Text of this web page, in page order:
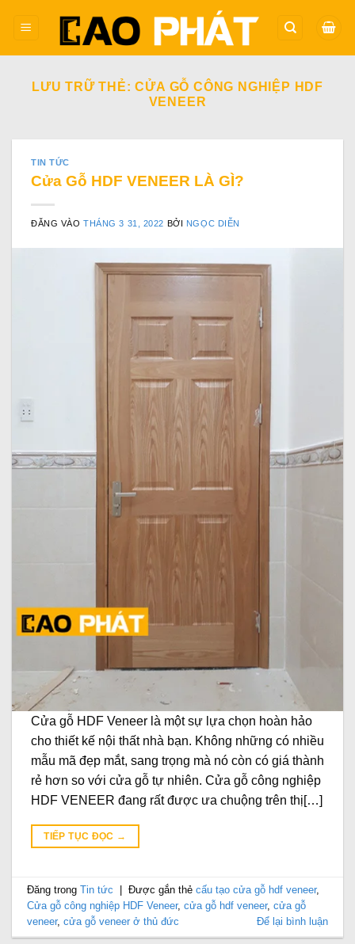
LƯU TRỮ THẺ:CỬA GỖ CÔNG NGHIỆP HDF
VENEER
TIN TỨC
Cửa Gỗ HDF VENEER LÀ GÌ?
ĐĂNG VÀOTHÁNG 3 31, 2022 BỞI NGỌC DIỄN
Cửa gỗ HDF Veneer là một sự lựa chọn hoàn hảo
cho thiết kế nội thất nhà bạn. Không những có nhiều
mẫu mã đẹp mắt, sang trọng mà nó còn có giá thành
rẻ hơn so với cửa gỗ tự nhiên. Cửa gỗ công nghiệp
HDF VENEER đang rất được ưa chuộng trên thị[…]
TIẾP TỤC ĐỌC →
Đăng trongTin tức Được gắn thẻcấu tạo cửa gỗ hdf veneer,
Cửa gỗ công nghiệp HDF Veneer,cửa gỗ hdf veneer,cửa gỗ
veneer,cửa gỗ veneer ở thủ đức Để lại bình luận